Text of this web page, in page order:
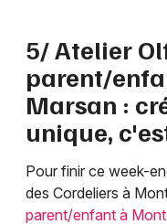
5/ Atelier
parent/
Marsan :
unique,
Pour finir ce week-
des Cordeliers à
parent/enfant à